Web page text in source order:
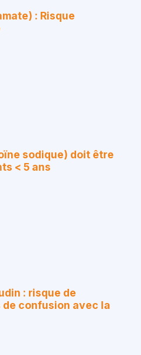
: Risque
sodique) doit être
< 5 ans
: risque de
confusion avec la